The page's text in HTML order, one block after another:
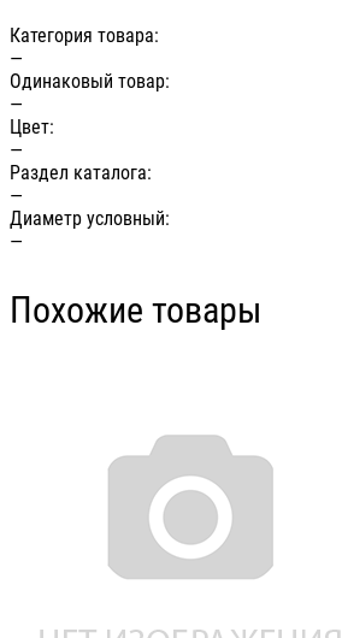
Категория товара:
—
Одинаковый товар:
—
Цвет:
—
Раздел каталога:
—
Диаметр условный:
—
Похожие товары